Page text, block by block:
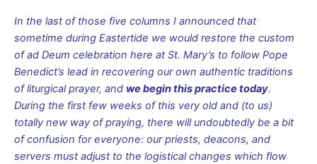
In the last of those five columns I announced that
sometime during Eastertide we would restore the custom
of ad Deum celebration here at St. Mary’s to follow Pope
Benedict’s lead in recovering our own authentic traditions
of liturgical prayer, and we begin this practice today.
During the first few weeks of this very old and (to us)
totally new way of praying, there will undoubtedly be a bit
of confusion for everyone: our priests, deacons, and
servers must adjust to the logistical changes which flow